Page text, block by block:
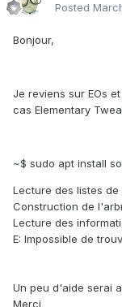
Posted
Bonjour,
Je reviens sur EOs
cas Elementary
~$ sudo apt install
Lecture des listes de
Construction de
Lecture des
E: Impossible de
Un peu d'aide serai
Merci